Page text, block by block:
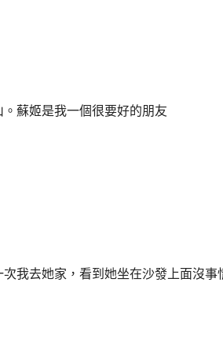
。蘇姬是我一個很要好的朋友
次我去她家，看到她坐在沙發上面沒事